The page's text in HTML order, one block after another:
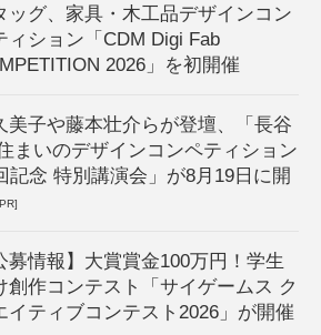
ッグ、家具・木工品デザインコン
ィション「CDM Digi Fab
2026」を初開催
美子や藤本壮介らが登壇、「長谷
まいのデザインコンペティション
記念 特別講演会」が8月19日に開
募情報】大賞賞金100万円！学生
創作コンテスト「サイゲームス ク
イティブコンテスト2026」が開催